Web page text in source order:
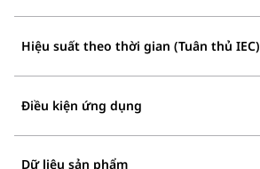
Hiệu suất theo thời gian (Tuân thủ IEC)
Điều kiện ứng dụng
Dữ liệu sản phẩm